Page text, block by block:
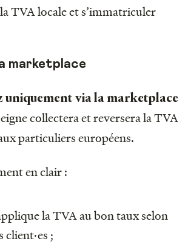
TVA locale et s’immatriculer
marketplace
uniquement via la marketplace
collectera et reversera la TVA
particuliers européens.
en clair :
la TVA au bon taux selon
client·es ;